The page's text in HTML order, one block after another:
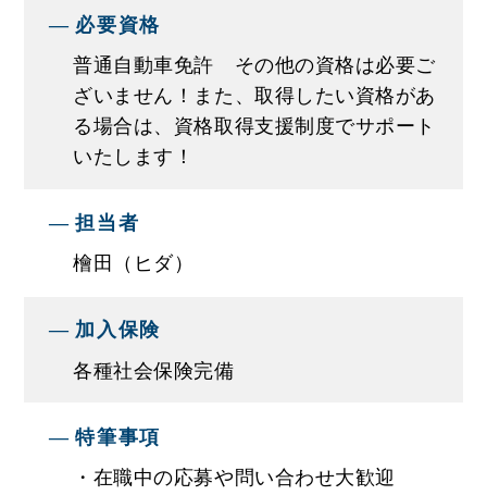
ィードバックを通じて給与を確定致します。ご希
望の給与と能力・スキルの観点から調整しますの
で安心です。
■入社後のサポートについて
★営業としての注意点や心構えなどを､営業職の先
資格はいりません。知識・経験よりも｢好きな車に
携わりたい｣｢地元で長く働きたい」という気持ち
★業務のこと､資格取得のことでわからないことな
ていきます。
必要資格
普通自動車免許 その他の資格は必要ご
ざいません！また、取得したい資格があ
る場合は、資格取得支援制度でサポート
いたします！
担当者
檜田（ヒダ）
加入保険
各種社会保険完備
特筆事項
・在職中の応募や問い合わせ大歓迎